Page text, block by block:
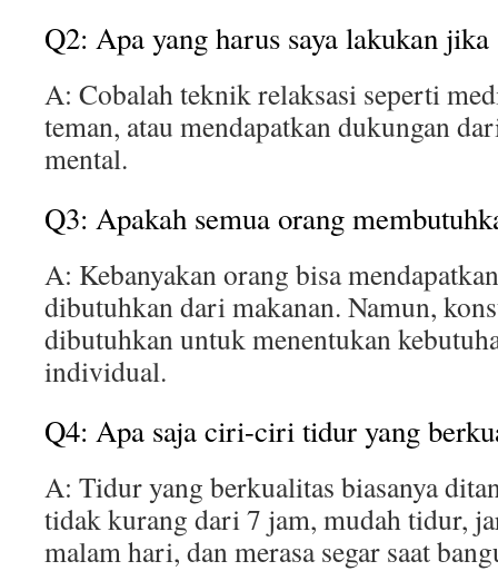
Q2: Apa yang harus saya lakukan jika
A: Cobalah teknik relaksasi seperti
teman, atau mendapatkan dukungan
mental.
Q3: Apakah semua orang
A: Kebanyakan orang bisa
dibutuhkan dari makanan. Namun,
dibutuhkan untuk menentukan
individual.
Q4: Apa saja ciri-ciri tidur yang
A: Tidur yang berkualitas biasanya
tidak kurang dari 7 jam, mudah tidur,
malam hari, dan merasa segar saat